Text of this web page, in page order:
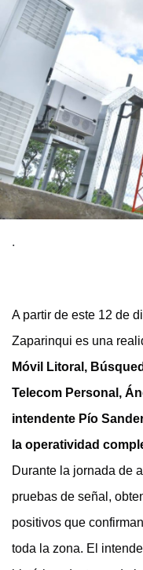
.
A partir de este 12 de
Zaparinqui es una
Móvil Litoral,
Telecom Personal,
intendente Pío
la operatividad
Durante la jornada de
pruebas de señal,
positivos que
toda la zona. El